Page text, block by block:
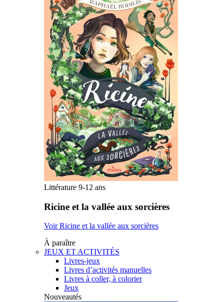
Littérature 9-12 ans
Ricine et la vallée aux sorcières
Voir Ricine et la vallée aux sorcières
À paraître
JEUX ET ACTIVITÉS
Livres-jeux
Livres d’activités manuelles
Livres à coller, à colorier
Jeux
Nouveautés